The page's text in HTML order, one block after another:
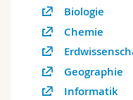
Biologie
Chemie
Geographie
Informatik